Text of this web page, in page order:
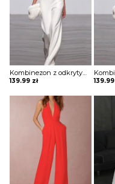
Kombinezon z odkrytym ramieniem i luźnym dołem
139.99 zł 139.99